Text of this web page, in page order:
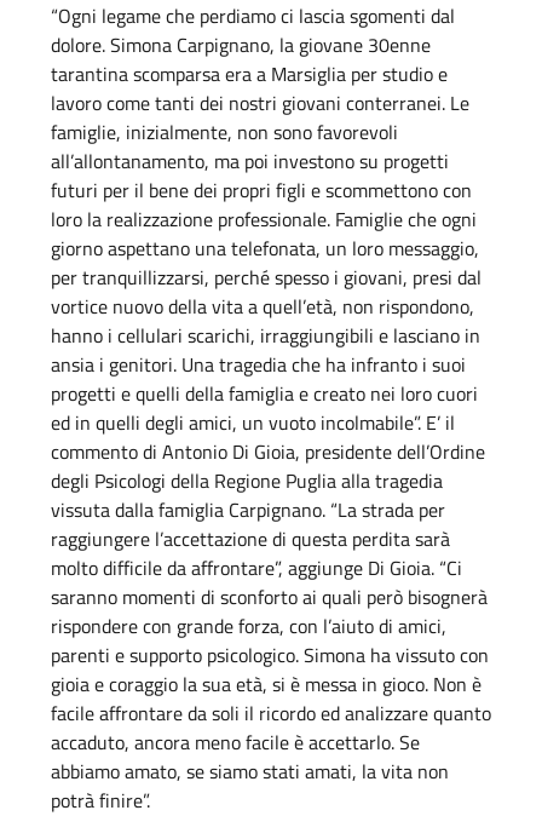
“Ogni legame che perdiamo ci lascia sgomenti dal
dolore. Simona Carpignano, la giovane 30enne
tarantina scomparsa era a Marsiglia per studio e
lavoro come tanti dei nostri giovani conterranei. Le
famiglie, inizialmente, non sono favorevoli
all’allontanamento, ma poi investono su progetti
futuri per il bene dei propri figli e scommettono con
loro la realizzazione professionale. Famiglie che ogni
giorno aspettano una telefonata, un loro messaggio,
per tranquillizzarsi, perché spesso i giovani, presi dal
vortice nuovo della vita a quell’età, non rispondono,
hanno i cellulari scarichi, irraggiungibili e lasciano in
ansia i genitori. Una tragedia che ha infranto i suoi
progetti e quelli della famiglia e creato nei loro cuori
ed in quelli degli amici, un vuoto incolmabile”. E’ il
commento di Antonio Di Gioia, presidente dell’Ordine
degli Psicologi della Regione Puglia alla tragedia
vissuta dalla famiglia Carpignano. “La strada per
raggiungere l’accettazione di questa perdita sarà
molto difficile da affrontare”, aggiunge Di Gioia. “Ci
saranno momenti di sconforto ai quali però bisognerà
rispondere con grande forza, con l’aiuto di amici,
parenti e supporto psicologico. Simona ha vissuto con
gioia e coraggio la sua età, si è messa in gioco. Non è
facile affrontare da soli il ricordo ed analizzare quanto
accaduto, ancora meno facile è accettarlo. Se
abbiamo amato, se siamo stati amati, la vita non
potrà finire”.